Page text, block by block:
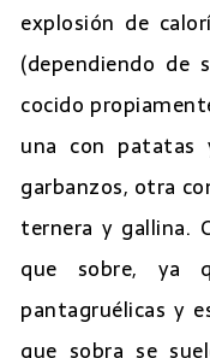
explosión de
(dependiendo de
cocido
una con patatas
garbanzos, otra
ternera y gallina.
que sobre, ya
pantagruélicas y
que sobra se